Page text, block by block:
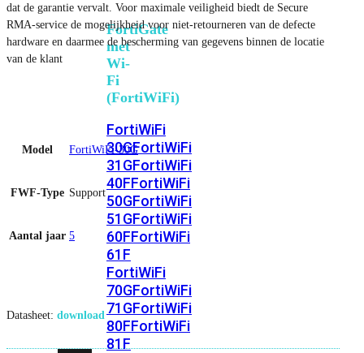
FortiGate
met
Wi-
Fi
(FortiWiFi)
FortiWiFi
30GFortiWiFi
31GFortiWiFi
40FFortiWiFi
50GFortiWiFi
51GFortiWiFi
60FFortiWiFi
61F
FortiWiFi
70GFortiWiFi
71GFortiWiFi
80FFortiWiFi
81F
dat de garantie vervalt. Voor maximale veiligheid biedt de Secure
RMA-service de mogelijkheid voor niet-retourneren van de defecte
hardware en daarmee de bescherming van gegevens binnen de locatie
van de klant
Model FortiWiFi-30G
FWF-Type Support
Aantal jaar 5
Datasheet: download